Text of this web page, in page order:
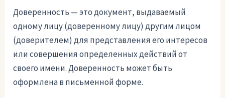
Доверенность — это документ, выдаваемый
одному лицу (доверенному лицу) другим лицом
(доверителем) для представления его интересов
или совершения определенных действий от
своего имени. Доверенность может быть
оформлена в письменной форме.